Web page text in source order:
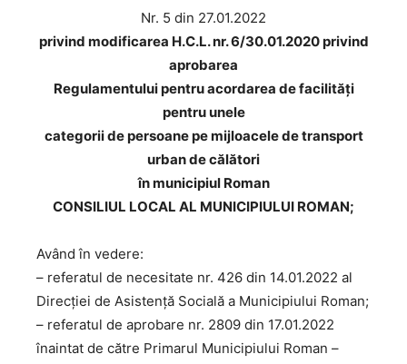
Nr. 5 din 27.01.2022
privind modificarea H.C.L. nr. 6/30.01.2020 privind
aprobarea
Regulamentului pentru acordarea de facilități
pentru unele
categorii de persoane pe mijloacele de transport
urban de călători
în municipiul Roman
CONSILIUL LOCAL AL MUNICIPIULUI ROMAN;
Având în vedere:
– referatul de necesitate nr. 426 din 14.01.2022 al
Direcției de Asistență Socială a Municipiului Roman;
– referatul de aprobare nr. 2809 din 17.01.2022
înaintat de către Primarul Municipiului Roman –